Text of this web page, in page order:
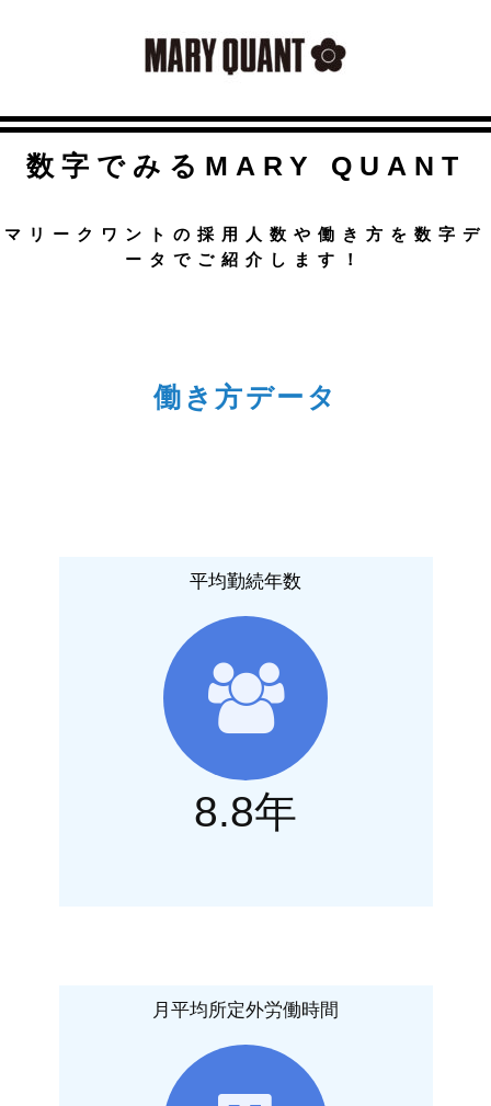
数字でみるMARY QUANT
マリークワントの採用人数や働き方を数字デ
ータでご紹介します！
働き方データ
平均勤続年数
8.8年
月平均所定外労働時間